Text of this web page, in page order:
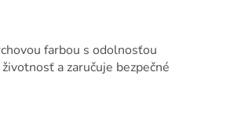
farbou s odolnosťou
a zaručuje bezpečné